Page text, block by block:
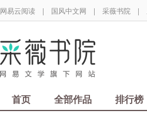
网易云阅读 | 国风中文网 | 采薇书院 |
首页 全部作品 排行榜